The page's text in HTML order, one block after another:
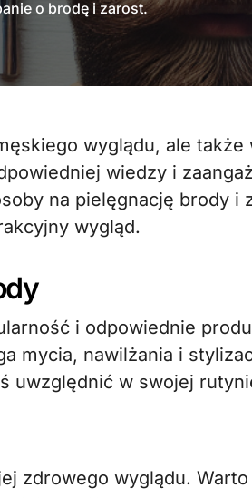
o brodę i zarost.
wiedzy i
na pielęgnację brody i
wygląd.
i odpowiednie
mycia, nawilżania i
uwzględnić w swojej
zdrowego wyglądu.